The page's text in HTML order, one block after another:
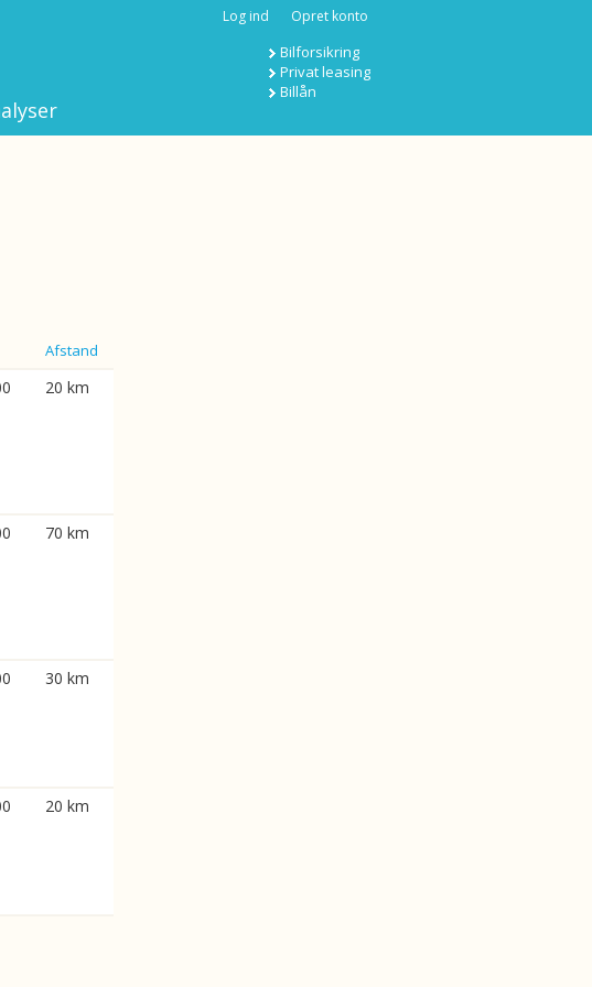
Log ind Opret konto
Bilforsikring
Privat leasing
Billån
Afstand
20 km
70 km
30 km
20 km